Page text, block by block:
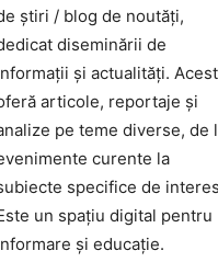
știri / blog de noutăți,
diseminării de
și actualități.
articole, reportaje și
pe teme diverse, de
curente la
specifice de
un spațiu digital pentru
și educație.